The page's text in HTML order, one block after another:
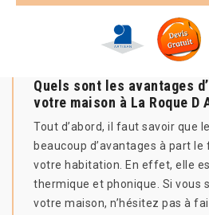
Quels sont les avantages
votre maison à La Roque D
Tout d’abord, il faut savoir que
beaucoup d’avantages à part
votre habitation. En effet, elle
thermique et phonique. Si vous
votre maison, n’hésitez pas à